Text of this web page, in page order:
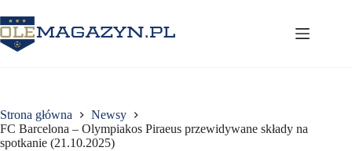
do
treści
Strona główna
Newsy
FC Barcelona – Olympiakos Piraeus przewidywane składy na
spotkanie (21.10.2025)